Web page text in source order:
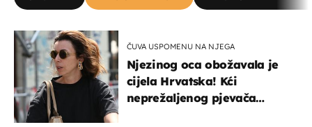
ČUVA USPOMENU NA NJEGA
Njezinog oca obožavala je
cijela Hrvatska! Kći
neprežaljenog pjevača